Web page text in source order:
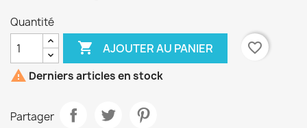
Quantité
 AJOUTER AU PANIER
favorite_border
 Derniers articles en stock
Partager